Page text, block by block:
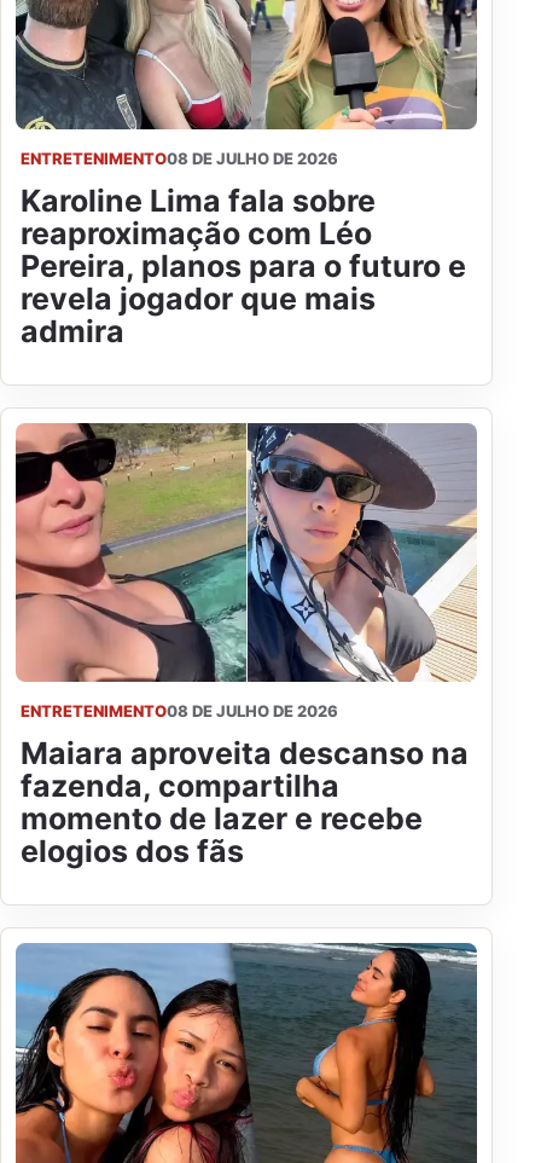
ENTRETENIMENTO08 DE JULHO DE 2026
Karoline Lima fala sobre
reaproximação com Léo
Pereira, planos para o futuro e
revela jogador que mais
admira
ENTRETENIMENTO08 DE JULHO DE 2026
Maiara aproveita descanso na
fazenda, compartilha
momento de lazer e recebe
elogios dos fãs